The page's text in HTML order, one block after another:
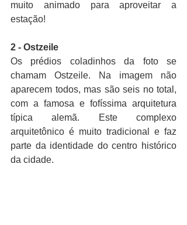
muito animado para aproveitar a
estação!
2 - Ostzeile
Os prédios coladinhos da foto se
chamam Ostzeile. Na imagem não
aparecem todos, mas são seis no total,
com a famosa e fofíssima arquitetura
típica alemã. Este complexo
arquitetônico é muito tradicional e faz
parte da identidade do centro histórico
da cidade.